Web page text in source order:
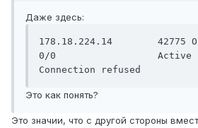
Даже здесь:
178.18.224.14        42775
0/0                  Active
Это как понять?
Это значии, что с другой стороны